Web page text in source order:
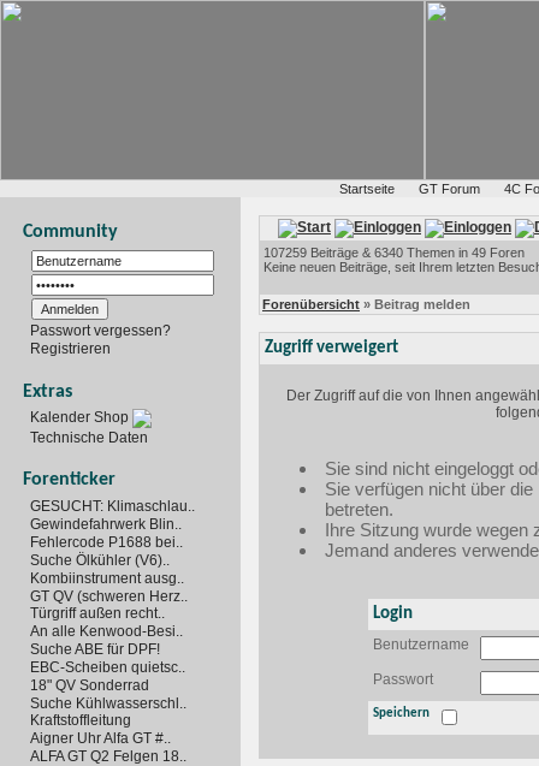
Startseite GT Forum 4C
Community
Passwort vergessen?
Registrieren
Extras
Kalender Shop
Technische Daten
Forenticker
GESUCHT: Klimaschlau..
Gewindefahrwerk Blin..
Fehlercode P1688 bei..
Suche Ölkühler (V6)..
Kombiinstrument ausg..
GT QV (schweren Herz..
Türgriff außen recht..
An alle Kenwood-Besi..
Suche ABE für DPF!
EBC-Scheiben quietsc..
18" QV Sonderrad
Suche Kühlwasserschl..
Kraftstoffleitung
Aigner Uhr Alfa GT #..
ALFA GT Q2 Felgen 18..
107259 Beiträge & 6340 Themen in 49 Foren
Keine neuen Beiträge, seit Ihrem letzten
Forenübersicht » Beitrag melden
Zugriff verweigert
Der Zugriff auf die von Ihnen
Sie sind nicht eingeloggt
Sie verfügen nicht über
betreten.
Ihre Sitzung wurde wegen
Jemand anderes
Login
Benutzername
Passwort
Speichern